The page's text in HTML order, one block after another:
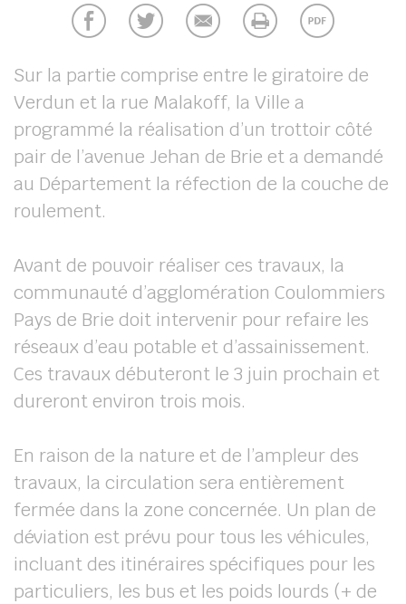
Sur la partie comprise entre le giratoire de
Verdun et la rue Malakoff, la Ville a
programmé la réalisation d’un trottoir côté
pair de l’avenue Jehan de Brie et a demandé
au Département la réfection de la couche de
roulement.
Avant de pouvoir réaliser ces travaux, la
communauté d’agglomération Coulommiers
Pays de Brie doit intervenir pour refaire les
réseaux d’eau potable et d’assainissement.
Ces travaux débuteront le 3 juin prochain et
dureront environ trois mois.
En raison de la nature et de l’ampleur des
travaux, la circulation sera entièrement
fermée dans la zone concernée. Un plan de
déviation est prévu pour tous les véhicules,
incluant des itinéraires spécifiques pour les
particuliers, les bus et les poids lourds (+ de